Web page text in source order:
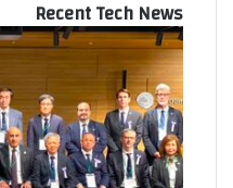
Recent Tech News